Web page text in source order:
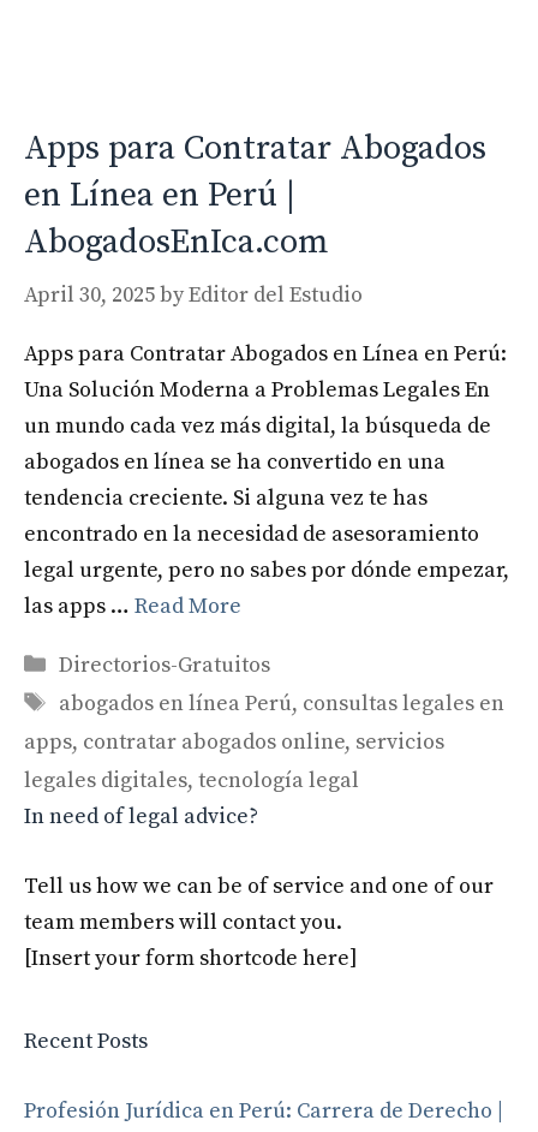
Apps para Contratar Abogados
en Línea en Perú |
AbogadosEnIca.com
April 30, 2025byEditor del Estudio
Apps para Contratar Abogados en Línea en Perú:
Una Solución Moderna a Problemas Legales En
un mundo cada vez más digital, la búsqueda de
abogados en línea se ha convertido en una
tendencia creciente. Si alguna vez te has
encontrado en la necesidad de asesoramiento
legal urgente, pero no sabes por dónde empezar,
las apps … Read More
Categories
Directorios-Gratuitos
Tags
abogados en línea Perú, consultas legales en
apps, contratar abogados online, servicios
legales digitales, tecnología legal
In need of legal advice?
Tell us how we can be of service and one of our
team members will contact you.
[Insert your form shortcode here]
Recent Posts
Profesión Jurídica en Perú: Carrera de Derecho |